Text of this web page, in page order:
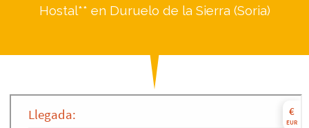
Hostal** en Duruelo de la Sierra (Soria)